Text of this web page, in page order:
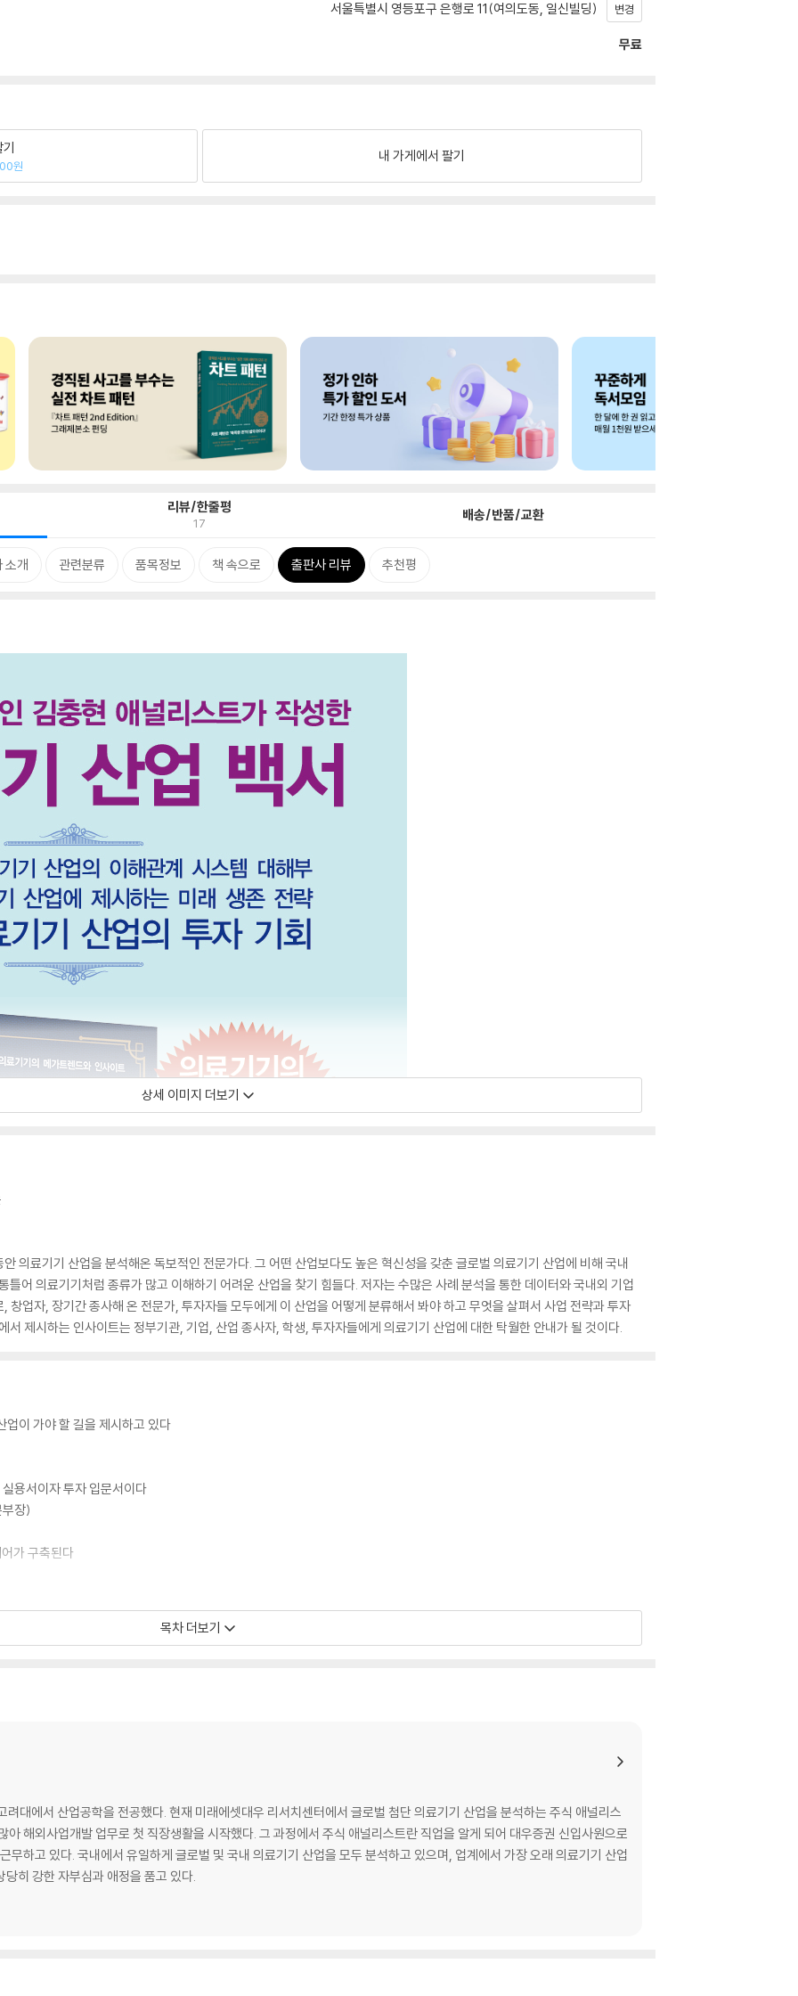
서울특별시 영등포구 은행로 11(여의도동, 일신빌딩) 변경
무료
원
내 가게에서 팔기
리뷰/한줄평
17 배송/반품/교환
소개 관련분류 품목정보 책 속으로 출판사 리뷰 추천평
상세 이미지 더보기
의료기기 산업을 분석해온 독보적인 전문가다. 그 어떤 산업보다도 높은 혁신성을 갖춘 글로벌 의료기기 산업에 비해 국내
틀어 의료기기처럼 종류가 많고 이해하기 어려운 산업을 찾기 힘들다. 저자는 수많은 사례 분석을 통한 데이터와 국내외 기업
창업자, 장기간 종사해 온 전문가, 투자자들 모두에게 이 산업을 어떻게 분류해서 봐야 하고 무엇을 살펴서 사업 전략과 투자
서 제시하는 인사이트는 정부기관, 기업, 산업 종사자, 학생, 투자자들에게 의료기기 산업에 대한 탁월한 안내가 될 것이다.
업이 가야 할 길을 제시하고 있다
용서이자 투자 입문서이다
장)
가 구축된다
것이 좋다
목차 더보기
아 해외사업개발 업무로 첫 직장생활을 시작했다. 그 과정에서 주식 애널리스트란 직업을 알게 되어 대우증권 신입사원으로
며, 업계에서 가장 오래 의료기기 산업
히 강한 자부심과 애정을 품고 있다.